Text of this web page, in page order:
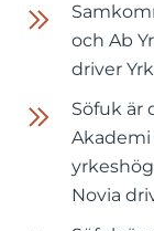
och Ab
driver
Söfuk är
Akademi
Novia